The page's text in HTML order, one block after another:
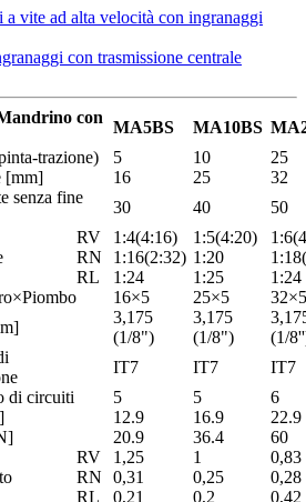
a vite ad alta velocità con ingranaggi
con trasmissione centrale
con
MA5BS MA10BS
trazione)
5 10
25
[mm]
16 25
32
senza fine
30 40 50
RV 1:4(4:16) 1:5(4:20)
RN 1:16(2:32) 1:20
RL 1:24 1:25 1:24
16×5 25×5
32×5
3,175
(1/8")
3,175
(1/8")
(1/
IT7 IT7
IT7
di circuiti
5 5
6
12.9 16.9
22.9
20.9 36.4
60
RV 1,25 1
0,83
RN
0,31 0,25
0,28
RL
0,21 0,2 0,42